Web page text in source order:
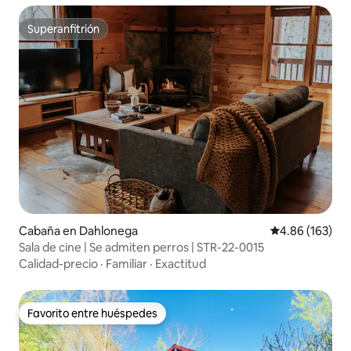
Superanfitrión
Superanfitrión
Cabaña en Dahlonega Calificación
4.86 (163)
Sala de cine | Se admiten perros | STR-22-0015
Calidad-precio · Familiar · Exactitud
Favorito entre huéspedes
Favorito entre huéspedes